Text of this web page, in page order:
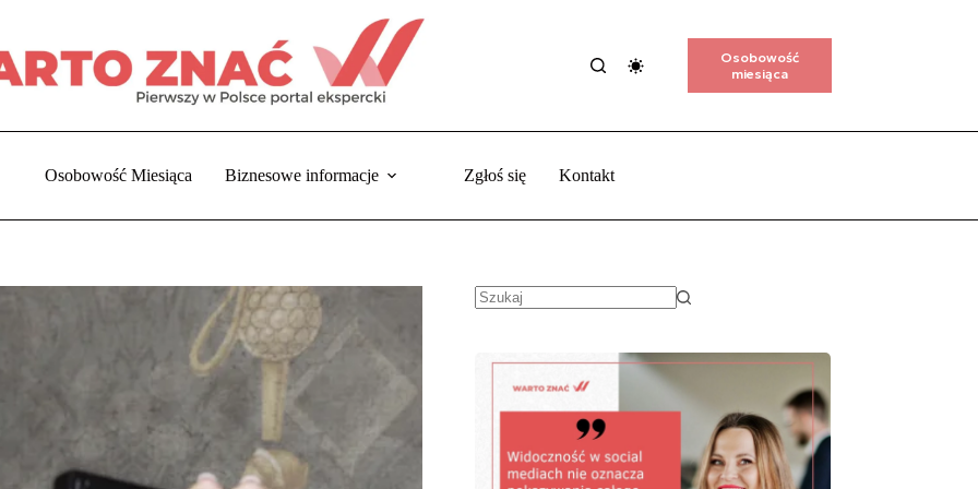
Osobowość
miesiąca
Osobowość Miesiąca Biznesowe informacje Zgłoś się Kontakt